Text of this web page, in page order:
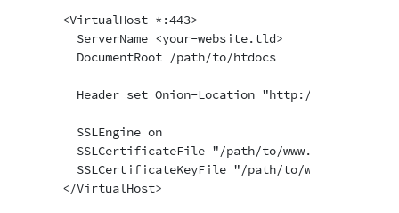
     <VirtualHost *:443>
       ServerName <your-website.tld>
       DocumentRoot /path/to/htdocs
Header set Onion-Location "http://votre-
       SSLEngine on
SSLCertificateFile "/path/to/
SSLCertificateKeyFile "/path/to/